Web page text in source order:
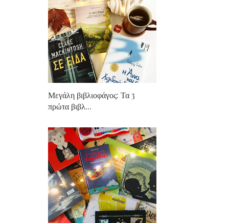
Μεγάλη βιβλιοφάγος: Τα 3
πρώτα βιβλ...